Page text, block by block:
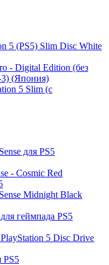
5 (PS5) Slim Disc White
- Digital Edition (без
3) (Япония)
5 Slim (с
для PS5
- Cosmic Red
Midnight Black
геймпада PS5
5 Disc Drive
PS5